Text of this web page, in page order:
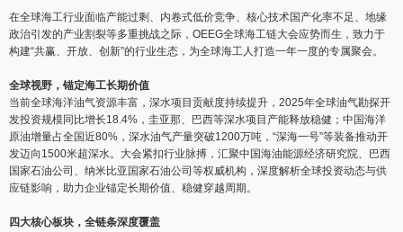
关于我们
在全球海工行业面临产能过剩、内卷式低价竞争、核心技术国产化率不足、地缘
政治引发的产业割裂等多重挑战之际，OEEG全球海工链大会应势而生，致力于
构建“共赢、开放、创新”的行业生态，为全球海工人打造一年一度的专属聚会。
全球视野，锚定海工长期价值
当前全球海洋油气资源丰富，深水项目贡献度持续提升，2025年全球油气勘探开
发投资规模同比增长18.4%，圭亚那、巴西等深水项目产能释放稳健；中国海洋
原油增量占全国近80%，深水油气产量突破1200万吨，“深海一号”等装备推动开
发迈向1500米超深水。大会紧扣行业脉搏，汇聚中国海油能源经济研究院、巴西
国家石油公司、纳米比亚国家石油公司等权威机构，深度解析全球投资动态与供
应链影响，助力企业锚定长期价值、稳健穿越周期。
四大核心板块，全链条深度覆盖